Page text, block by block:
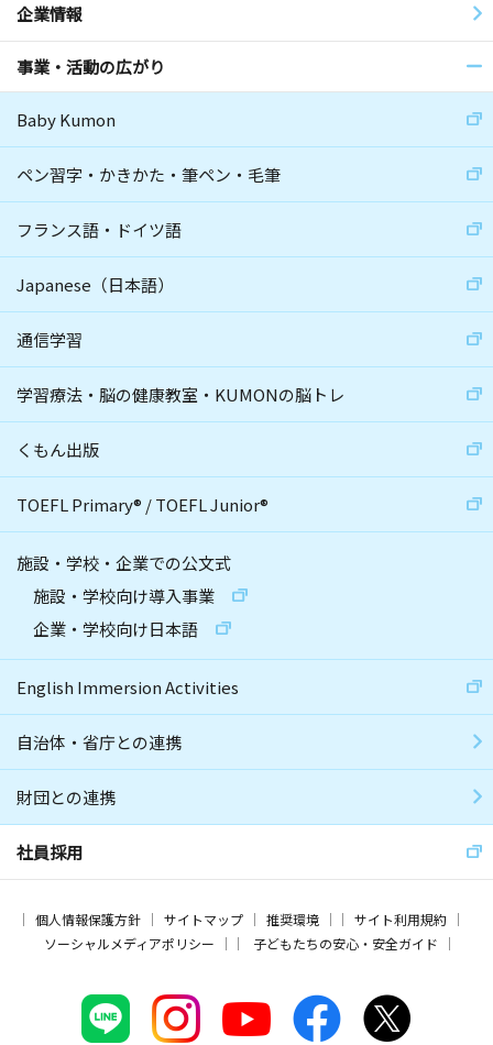
企業情報
事業・活動の広がり
Baby Kumon
ペン習字・かきかた・筆ペン・毛筆
フランス語・ドイツ語
Japanese（日本語）
通信学習
学習療法・脳の健康教室・KUMONの脳トレ
くもん出版
TOEFL Primary® /TOEFL Junior®
施設・学校・企業での公文式
施設・学校向け導入事業
企業・学校向け日本語
English Immersion Activities
自治体・省庁との連携
財団との連携
社員採用
個人情報保護方針 サイトマップ 推奨環境
サイト利用規約
ソーシャルメディアポリシー
子どもたちの安心・安全ガイド